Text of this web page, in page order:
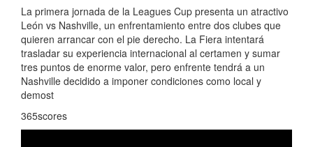
La primera jornada de la Leagues Cup presenta un atractivo
León vs Nashville, un enfrentamiento entre dos clubes que
quieren arrancar con el pie derecho. La Fiera intentará
trasladar su experiencia internacional al certamen y sumar
tres puntos de enorme valor, pero enfrente tendrá a un
Nashville decidido a imponer condiciones como local y
demost
365scores